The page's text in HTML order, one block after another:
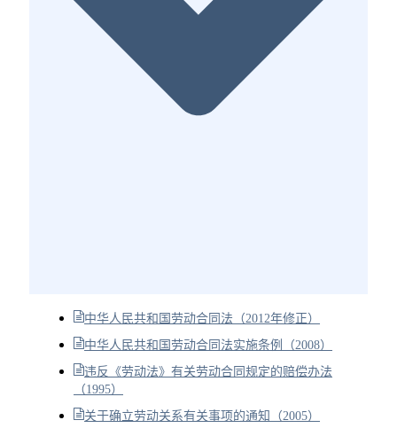
中华人民共和国劳动合同法（2012年修正）
中华人民共和国劳动合同法实施条例（2008）
违反《劳动法》有关劳动合同规定的赔偿办法
（1995）
关于确立劳动关系有关事项的通知（2005）